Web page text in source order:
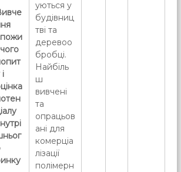
уються у
будівниц
тві та
деревоо
бробці.
Найбіль
ш
вивчені
та
опрацьов
ані для
комерціа
лізації
полімерн